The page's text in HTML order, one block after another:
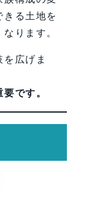
きる土地を
ります。
広げま
です。